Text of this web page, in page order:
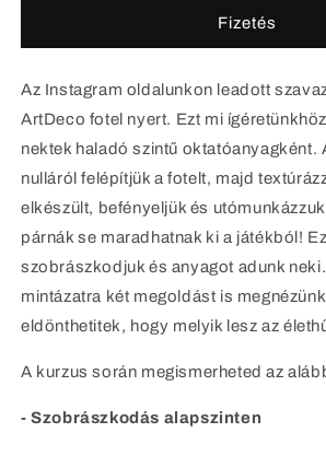
csökkentése
mennyiségének
növelése
Fizetés
Az Instagram oldalunkon leadott
ArtDeco fotel nyert. Ezt mi
nektek haladó szintű oktatóanyagként.
nulláról felépítjük a fotelt, majd
elkészült, befényeljük és
párnák se maradhatnak ki a játékból!
szobrászkodjuk és anyagot adunk
mintázatra két megoldást is
eldönthetitek, hogy melyik lesz az
A kurzus során megismerheted az
- Szobrászkodás alapszinten